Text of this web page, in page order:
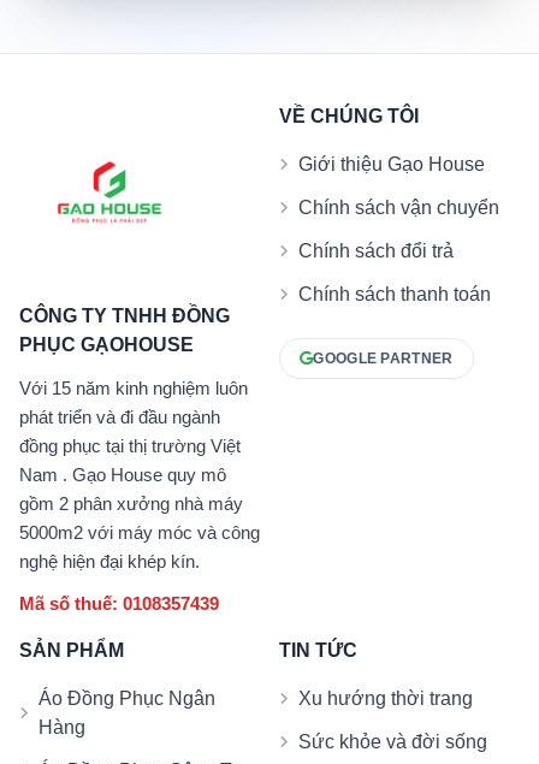
CÔNG TY TNHH ĐỒNG
PHỤC GẠOHOUSE
Với 15 năm kinh nghiệm luôn
phát triển và đi đầu ngành
đồng phục tại thị trường Việt
Nam . Gạo House quy mô
gồm 2 phân xưởng nhà máy
5000m2 với máy móc và công
nghệ hiện đại khép kín.
Mã số thuế: 0108357439
VỀ CHÚNG TÔI
Giới thiệu Gạo House
Chính sách vận chuyển
Chính sách đổi trả
Chính sách thanh toán
GOOGLE PARTNER
SẢN PHẨM
Áo Đồng Phục Ngân
Hàng
TIN TỨC
Xu hướng thời trang
Sức khỏe và đời sống